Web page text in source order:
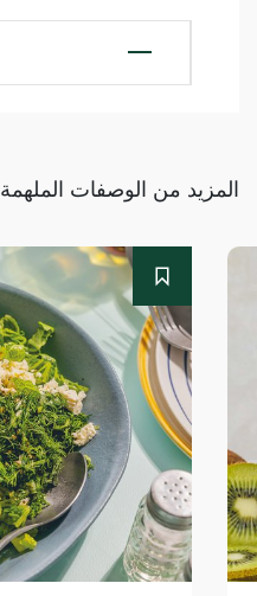
المزيد من الوصفات الملهمة